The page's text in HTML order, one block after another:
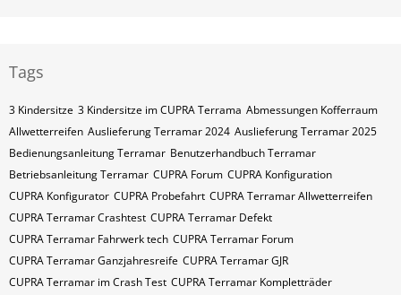
Tags
3 Kindersitze 3 Kindersitze im CUPRA Terrama Abmessungen Kofferraum
Allwetterreifen Auslieferung Terramar 2024 Auslieferung Terramar 2025
Bedienungsanleitung Terramar Benutzerhandbuch Terramar
Betriebsanleitung Terramar CUPRA Forum CUPRA Konfiguration
CUPRA Konfigurator CUPRA Probefahrt CUPRA Terramar Allwetterreifen
CUPRA Terramar Crashtest CUPRA Terramar Defekt
CUPRA Terramar Fahrwerk tech CUPRA Terramar Forum
CUPRA Terramar Ganzjahresreife CUPRA Terramar GJR
CUPRA Terramar im Crash Test CUPRA Terramar Kompletträder